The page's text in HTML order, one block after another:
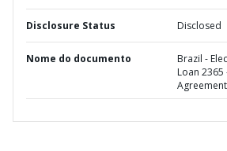
Disclosure Status Disclosed
Nome do documento
Brazil -
Loan